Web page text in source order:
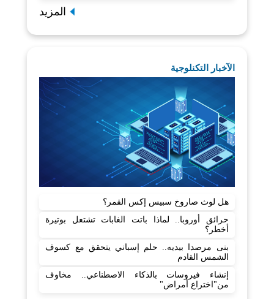
المزيد
الآخبار التكنلوجية
هل لوث صاروخ سبيس إكس القمر؟
حرائق أوروبا.. لماذا باتت الغابات تشتعل بوتيرة
أخطر؟
بنى مرصدا بيديه.. حلم إسباني يتحقق مع كسوف
الشمس القادم
إنشاء فيروسات بالذكاء الاصطناعي.. مخاوف
من"اختراع أمراض"